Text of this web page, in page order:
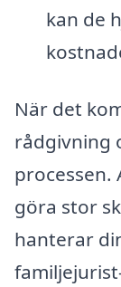
kan de
När det
rådgivning
processen.
göra stor
hanterar